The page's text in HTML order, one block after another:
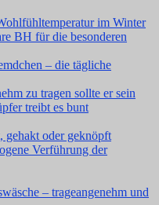
im Winter
BH für die besonderen
– die tägliche
zu tragen sollte er sein
treibt es bunt
gehakt oder geknöpft
Verführung der
– trageangenehm und